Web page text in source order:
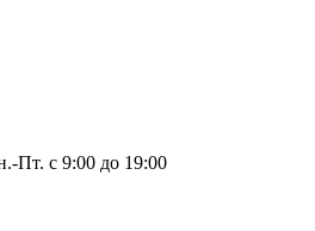
Пт. с 9:00 до 19:00